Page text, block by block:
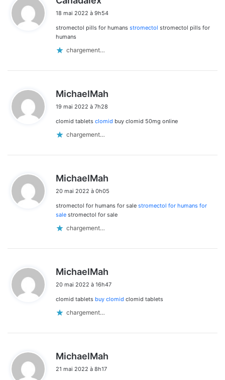
t
18 mai 2022 à 9h54
stromectol pills for humans stromectol stromectol pills for
humans
chargement…
MichaelMah
19 mai 2022 à 7h28
clomid tablets clomid buy clomid 50mg online
chargement…
MichaelMah
t
:
20 mai 2022 à 0h05
stromectol for humans for sale stromectol for humans for
sale stromectol for sale
chargement…
MichaelMah
t
20 mai 2022 à 16h47
clomid tablets buy clomid clomid tablets
chargement…
MichaelMah
21 mai 2022 à 8h17